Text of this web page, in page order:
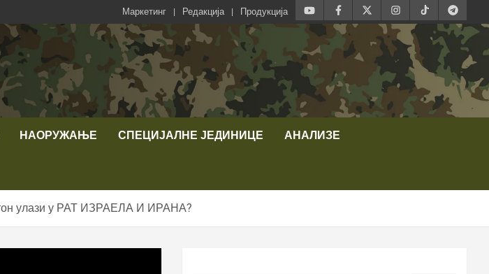
Маркетинг Редакција Продукција
НАОРУЖАЊЕ СПЕЦИЈАЛНЕ ЈЕДИНИЦЕ АНАЛИЗЕ
улази у РАТ ИЗРАЕЛА И ИРАНА?